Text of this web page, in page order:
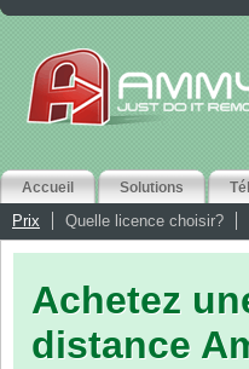
Accueil Solutions
Prix Quelle licence choisir?
Achetez
distance